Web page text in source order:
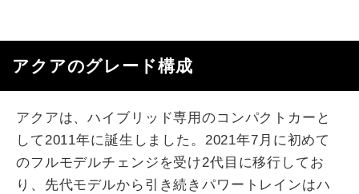
アクアのグレード構成
アクアは、ハイブリッド専用のコンパクトカーと
して2011年に誕生しました。2021年7月に初めて
のフルモデルチェンジを受け2代目に移行してお
り、先代モデルから引き続きパワートレインはハ